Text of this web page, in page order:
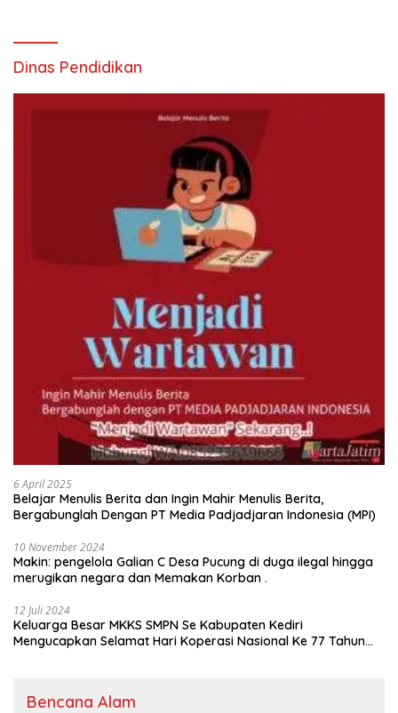
Dinas Pendidikan
6 April 2025
Belajar Menulis Berita dan Ingin Mahir Menulis Berita,
Bergabunglah Dengan PT Media Padjadjaran Indonesia (MPI)
10 November 2024
Makin: pengelola Galian C Desa Pucung di duga ilegal hingga
merugikan negara dan Memakan Korban .
12 Juli 2024
Keluarga Besar MKKS SMPN Se Kabupaten Kediri
Mengucapkan Selamat Hari Koperasi Nasional Ke 77 Tahun
Bencana Alam